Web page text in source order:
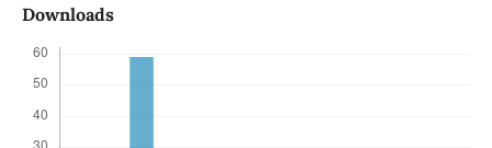
Downloads